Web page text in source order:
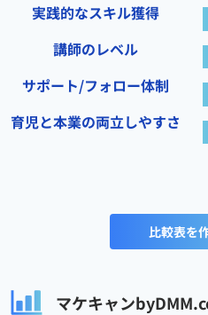
実践的なスキル獲得
講師のレベル
サポート/フォロー体制
育児と本業の両立しやすさ
比較表を
マケキャン